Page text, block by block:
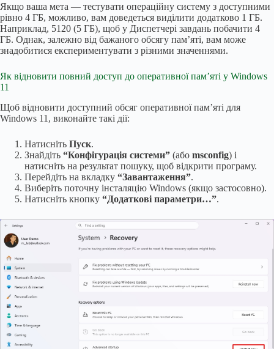
Якщо ваша мета — тестувати операційну систему з доступними
рівно 4 ГБ, можливо, вам доведеться виділити додатково 1 ГБ.
Наприклад, 5120 (5 ГБ), щоб у Диспетчері завдань побачити 4
ГБ. Однак, залежно від бажаного обсягу пам’яті, вам може
знадобитися експериментувати з різними значеннями.
Як відновити повний доступ до оперативної пам’яті у Windows
11
Щоб відновити доступний обсяг оперативної пам’яті для
Windows 11, виконайте такі дії:
Натисніть Пуск.
Знайдіть “Конфігурація системи” (або msconfig) і
натисніть на результат пошуку, щоб відкрити програму.
Перейдіть на вкладку “Завантаження”.
Виберіть поточну інсталяцію Windows (якщо застосовно).
Натисніть кнопку “Додаткові параметри…”.